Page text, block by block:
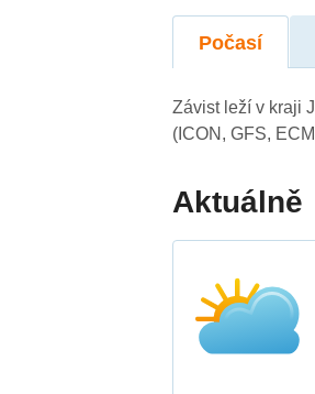
Počasí
Závist leží v kraji
(ICON, GFS,
Aktuálně